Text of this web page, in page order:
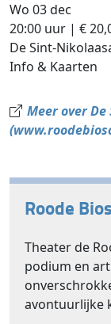
Wo 03 dec
20:00 uur | €
De Sint-
Info & Kaarten
Meer over
Roode
Theater de
podium en
avontuurlijke